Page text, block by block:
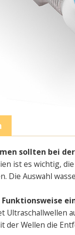
sollten bei
ist es wichtig,
Die Auswahl
der Wellen die